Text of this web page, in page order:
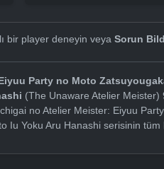
bir player deneyin veya Sorun
Party no Moto
(The Unaware Atelier Meister)
no Atelier Meister: Eiyuu
Iu Yoku Aru Hanashi serisinin tüm